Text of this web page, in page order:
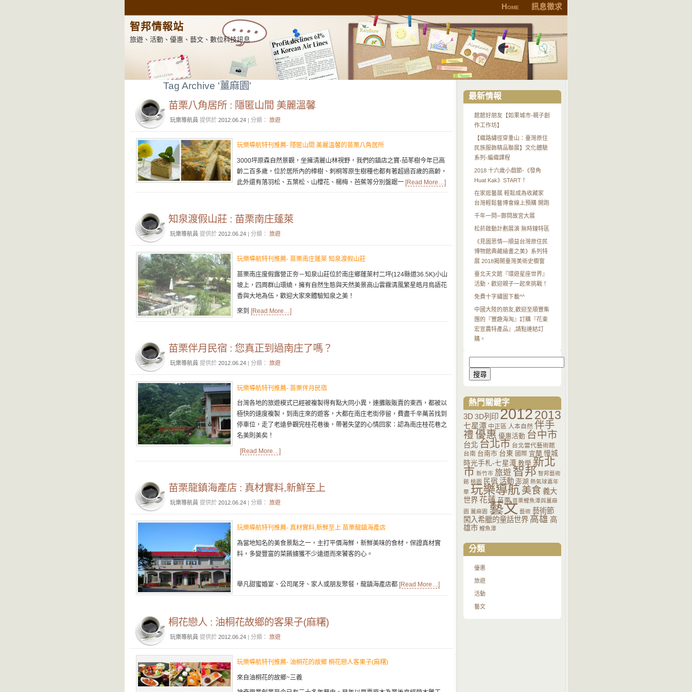
Home 訊息徵求
智邦情報站
旅遊、活動、優惠、藝文、數位科技訊息
Tag Archive '薑麻園'
苗栗八角居所 : 隱匿山間 美麗溫馨
玩樂導航員 提供於 2012.06.24 | 分類： 旅遊
玩樂導航特刊推薦- 隱匿山間 美麗溫馨的苗栗八角居所
3000坪原森自然景觀，坐擁清麗山林視野，我們的鎮店之寶-茄苳樹今年已高
齡二百多歲，位於居所內的樟樹、刺桐等原生樹種也都有著超過百歲的高齡，
此外還有落羽松、五葉松、山櫻花、楊梅、芭蕉等分別盤踞一 [Read More…]
知泉渡假山莊 : 苗栗南庄蓬萊
玩樂導航員 提供於 2012.06.24 | 分類： 旅遊
玩樂導航特刊推薦- 苗栗南庄蓬萊 知泉渡假山莊
苗栗南庄度假露營正夯－知泉山莊位於南庄鄉蓬萊村二坪(124縣道36.5K)小山
坡上，四周群山環繞，擁有自然生態與天然美景高山雲霧清風繁星皓月鳥語花
香與大地為伍，歡迎大家來體驗知泉之美！
來到 [Read More…]
苗栗伴月民宿 : 您真正到過南庄了嗎？
玩樂導航員 提供於 2012.06.24 | 分類： 旅遊
玩樂導航特刊推薦- 苗栗伴月民宿
台灣各地的旅遊模式已經被複製得有點大同小異，連攤販販賣的東西，都被以
極快的速度複製，到南庄來的遊客，大都在南庄老街停留，費盡千辛萬苦找到
停車位，走了老遠參觀完桂花巷後，帶著失望的心情回家：認為南庄桂花巷之
名美則美矣！
[Read More…]
苗栗龍鎮海產店 : 真材實料,新鮮至上
玩樂導航員 提供於 2012.06.24 | 分類： 旅遊
玩樂導航特刊推薦- 真材實料,新鮮至上 苗栗龍鎮海產店
為當地知名的美食景點之一，主打平價海鮮，新鮮美味的食材，保證真材實
料，多變豐富的菜餚擄獲不少遠道而來饕客的心。
舉凡甜蜜婚宴、公司尾牙、家人或朋友聚餐，龍鎮海產店都 [Read More…]
桐花戀人 : 油桐花故鄉的客果子(麻糬)
玩樂導航員 提供於 2012.06.24 | 分類： 旅遊
玩樂導航特刊推薦- 油桐花的故鄉 桐花戀人客果子(麻糬)
來自油桐花的故鄉~三義
最新情報
館館好朋友【如果城市-親子創
作工作坊】
【織路繡徑穿重山：臺灣原住
民族服飾精品聯展】文化體驗
系列-編織課程
2018 十六歲小戲節-《發角
Huat Kak》START！
在家逛藝展 輕鬆成為收藏家
台灣輕鬆藝博會線上預購 開跑
千年一問─鄭問故宮大展
松菸啟動計劃展演 無時鐘特區
《見圖思情—順益台灣原住民
博物館典藏繪畫之美》系列特
展 2018揭開臺灣美術史櫥窗
臺北天文館『環遊星座世界』
活動，歡迎親子一起來挑戰！
免費十字繡圖下載^^
中國大陸的朋友,歡迎至順豐集
團的『豐趣海淘』訂購『花東
宏宣農特產品』,請點連結訂
購。
尋
關
熱門關鍵字
3D 3D列印20122013
七星潭 中正區 人本自然 伴手
禮優惠 優惠活動 台中市
台北 台北市 台北當代藝術館
台南 台南市 台東 國際 宜蘭 慢城
時光手札-七星潭 教學 新北
市 新竹市 旅遊 智邦 智邦藝術
館 桃園 民宿 活動 澎湖 熱氣球嘉年
華 玩樂導航美食義大
世界花蓮 苗栗 苗栗鯉魚潭與薑麻
園 薑麻園 藝文 藝術 藝術節
闖入希臘的童話世界 高雄 高
雄市 鯉魚潭
分類
優惠
旅遊
活動
藝文